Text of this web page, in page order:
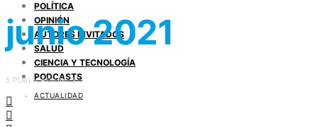
POLÍTICA
OPINIÓN
AUTORES INVITADOS
SALUD
CIENCIA Y TECNOLOGÍA
PODCASTS
junio 2021
5 PUBLICACIONES
ACTUALIDAD